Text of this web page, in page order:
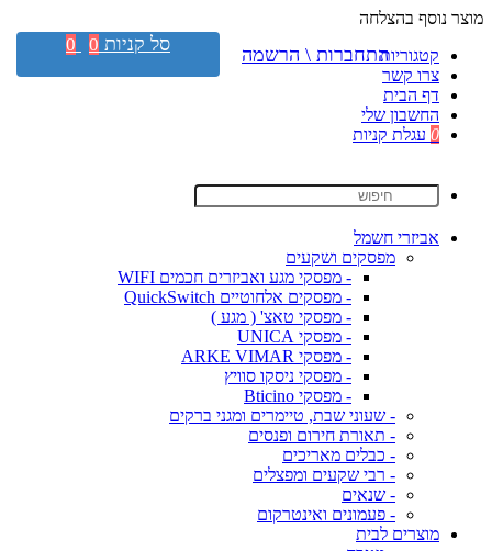
מוצר נוסף בהצלחה
קטגוריות
צרו קשר
דף הבית
החשבון שלי
0 עגלת קניות
אביזרי חשמל
מפסקים ושקעים
- מפסקי מגע ואביזרים חכמים WIFI
- מפסקים אלחוטיים QuickSwitch
- מפסקי טאצ' ( מגע )
- מפסקי UNICA
- מפסקי ARKE VIMAR
- מפסקי ניסקו סוויץ
- מפסקי Bticino
- שעוני שבת, טיימרים ומגני ברקים
- תאורת חירום ופנסים
- כבלים מאריכים
- רבי שקעים ומפצלים
- שנאים
- פעמונים ואינטרקום
מוצרים לבית
התחברות \ הרשמה סל קניות 0
0